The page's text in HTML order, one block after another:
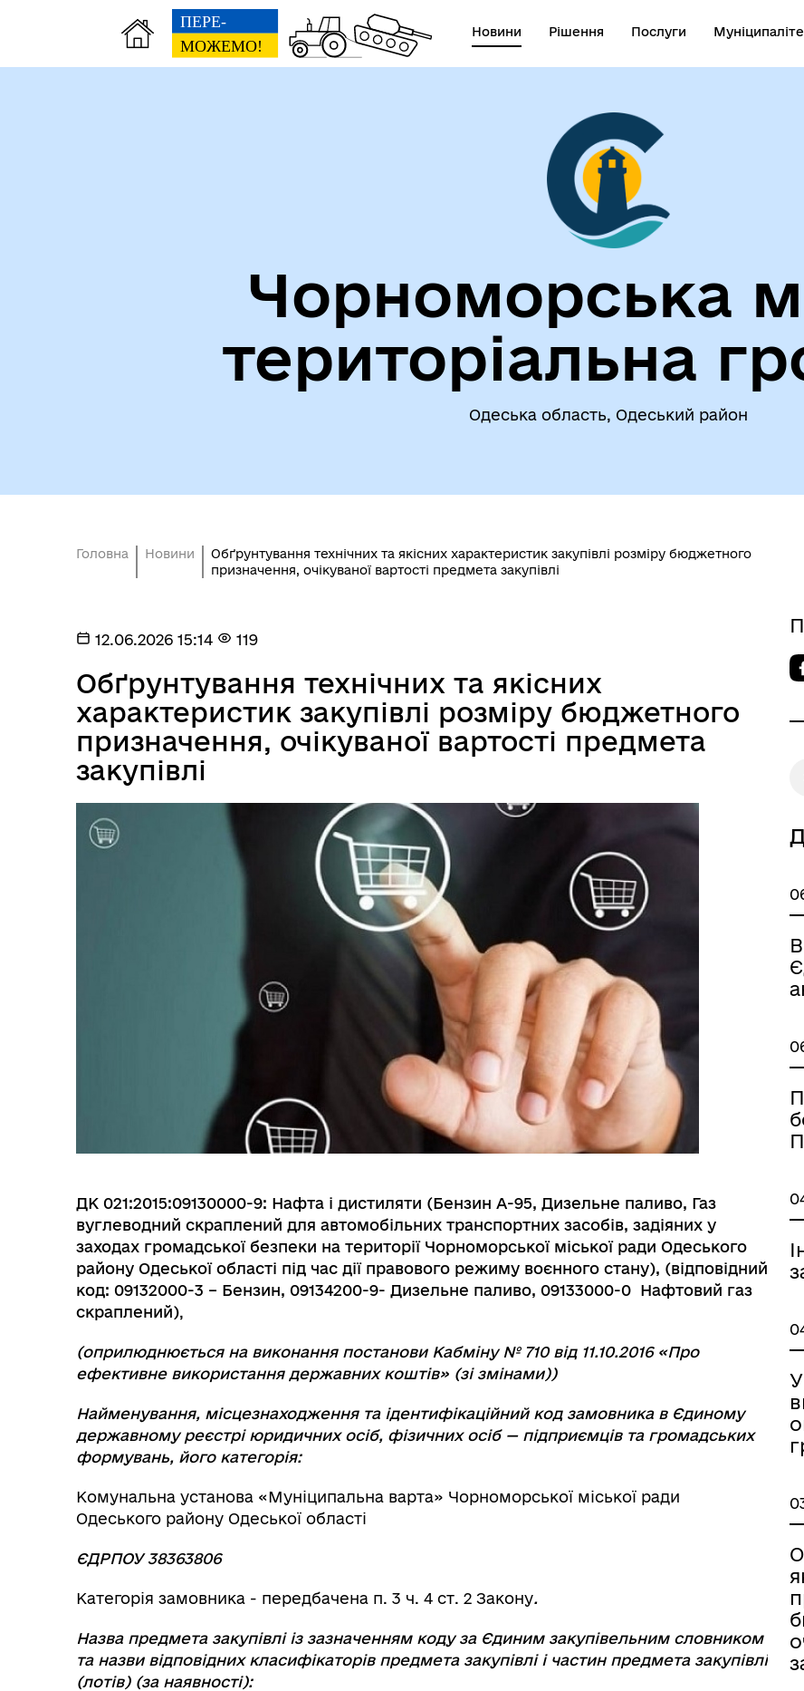
Новини Рішення Послуги
Місцеві податки та збори
Герої не вмирають!
До уваги внутрішньо
Чорноморська
територіальна
Одеська область, Одеський район
Головна Новини
Обґрунтування технічних та якісних характеристик закупівлі розміру бюджетного
призначення, очікуваної вартості предмета закупівлі
12.06.2026 15:14 119
Обґрунтування технічних та якісних
характеристик закупівлі розміру бюджетного
призначення, очікуваної вартості предмета
закупівлі
ДК 021:2015:09130000-9: Нафта і дистиляти (Бензин А-95, Дизельне паливо, Газ
вуглеводний скраплений для автомобільних транспортних засобів, задіяних у
заходах громадської безпеки на території Чорноморської міської ради Одеського
району Одеської області під час дії правового режиму воєнного стану), (відповідний
код: 09132000-3 – Бензин, 09134200-9- Дизельне паливо, 09133000-0 Нафтовий газ
скраплений),
(оприлюднюється на виконання постанови Кабміну № 710 від 11.10.2016 «Про
ефективне використання державних коштів» (зі змінами))
Найменування, місцезнаходження та ідентифікаційний код замовника в Єдиному
державному реєстрі юридичних осіб, фізичних осіб — підприємців та громадських
формувань, його категорія:
Комунальна установа «Муніципальна варта» Чорноморської міської ради
Одеського району Одеської області
ЄДРПОУ 38363806
Категорія замовника - передбачена п. 3 ч. 4 ст. 2 Закону.
Назва предмета закупівлі із зазначенням коду за Єдиним закупівельним словником
та назви відповідних класифікаторів предмета закупівлі і частин предмета закупівлі
(лотів) (за наявності):